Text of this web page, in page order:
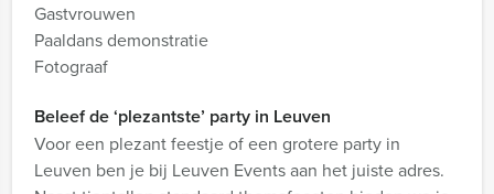
Gastvrouwen
Paaldans demonstratie
Fotograaf
Beleef de ‘plezantste’ party in Leuven
Voor een plezant feestje of een grotere party in
Leuven ben je bij Leuven Events aan het juiste adres.